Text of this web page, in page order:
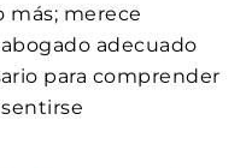
más; merece
adecuado
para comprender